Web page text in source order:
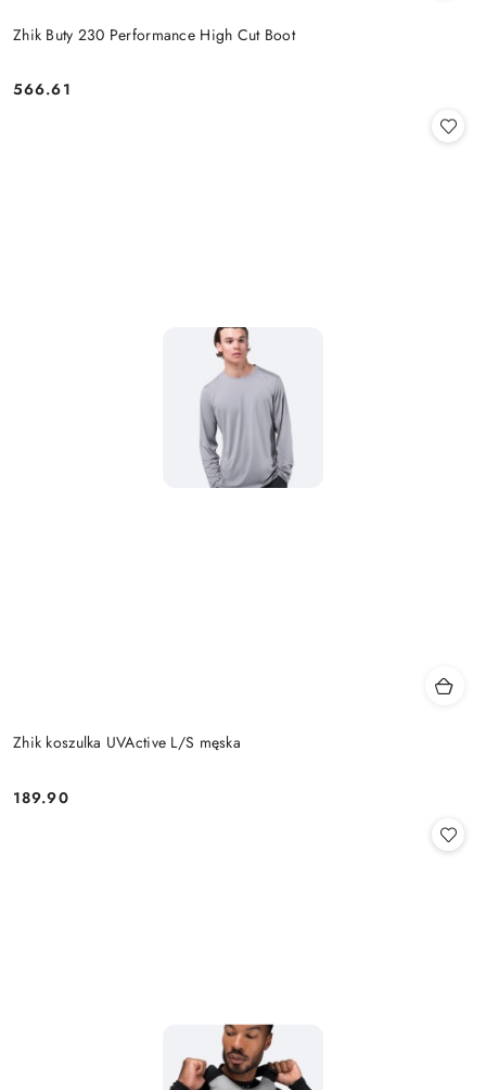
Zhik Buty 230 Performance High Cut Boot
Cena:
566.61
Zhik koszulka UVActive L/S męska
Cena:
189.90